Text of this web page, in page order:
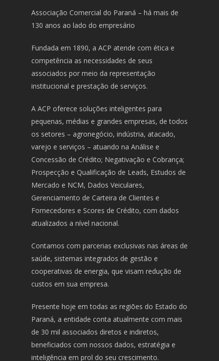
Associação Comercial do Paraná – há mais de
130 anos ao lado do empresário
Fundada em 1890, a ACP atende com ética e
competência as necessidades de seus
associados por meio da representação
institucional e prestação de serviços.
A ACP oferece soluções inteligentes para
pequenas, médias e grandes empresas, de todos
os setores – agronegócio, indústria, atacado,
varejo e serviços – atuando na Análise e
Concessão de Crédito; Negativação e Cobrança;
Prospecção e Qualificação de Leads, Estudos de
Mercado e NCM, Dados Veiculares,
Gerenciamento de Carteira de Clientes e
Fornecedores e Scores de Crédito, com dados
atualizados a nível nacional.
Contamos com parcerias exclusivas nas áreas de
saúde, sistemas integrados de gestão e
cooperativas de energia, que visam redução de
custos em sua empresa.
Presente hoje em todas as regiões do Estado do
Paraná, a entidade conta atualmente com mais
de 30 mil associados diretos e indiretos,
beneficiados com nossos dados, estratégia e
inteligência em prol do seu crescimento.